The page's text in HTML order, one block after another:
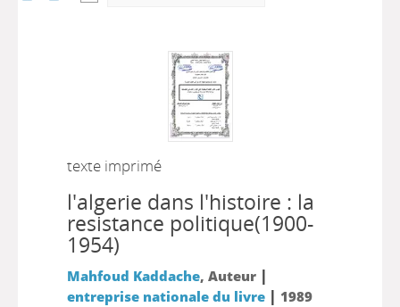
texte imprimé
l'algerie dans l'histoire : la
resistance politique(1900-
1954)
Mahfoud Kaddache, Auteur |
entreprise nationale du livre| 1989